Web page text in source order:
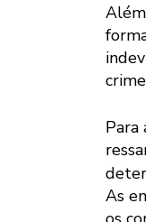
Para
As